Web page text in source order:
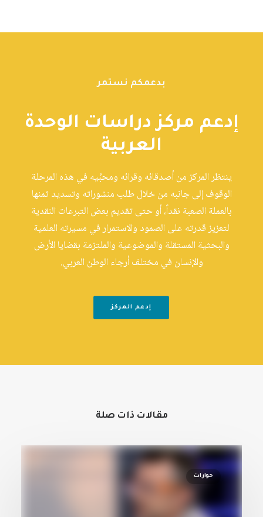
بدعمكم نستمر
إدعم مركز دراسات الوحدة
العربية
ينتظر المركز من أصدقائه وقرائه ومحبِّيه في هذه المرحلة
الوقوف إلى جانبه من خلال طلب منشوراته وتسديد ثمنها
بالعملة الصعبة نقداً، أو حتى تقديم بعض التبرعات النقدية
لتعزيز قدرته على الصمود والاستمرار في مسيرته العلمية
والبحثية المستقلة والموضوعية والملتزمة بقضايا الأرض
والإنسان في مختلف أرجاء الوطن العربي.
إدعم المركز
مقالات ذات صلة
حوارات